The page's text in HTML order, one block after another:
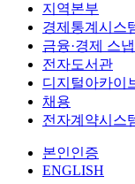
지역본부
경제통계시스
금융·경제 스
전자도서관
디지털아카이
채용
전자계약시스
본인인증
ENGLISH